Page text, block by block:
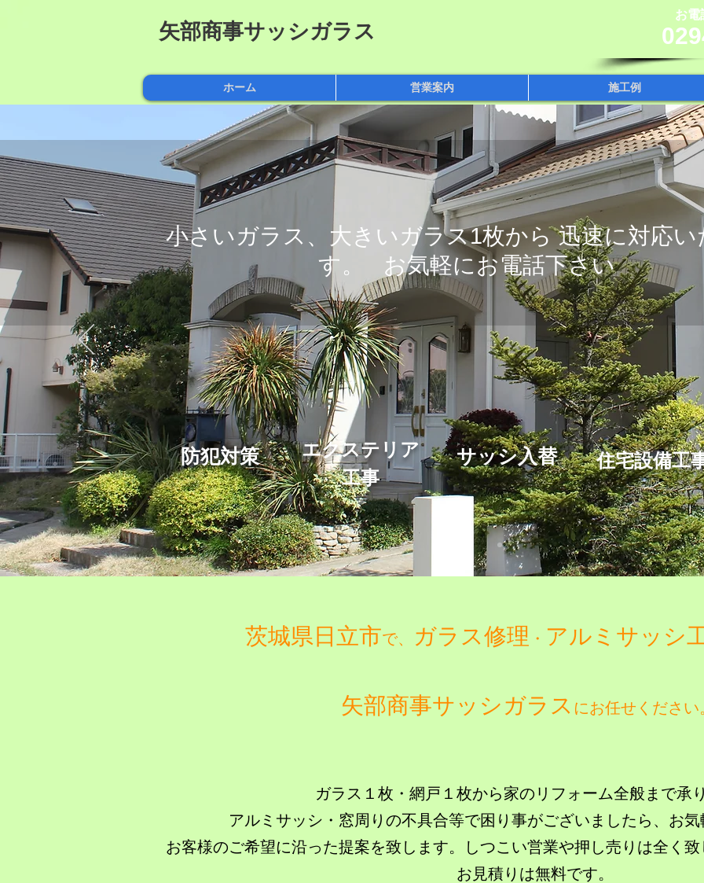
矢部商事サッシガラス
お電
ホーム 営業案内 施工例
​防犯対策
​エクステリア
工事
​サッシ入替 住宅設備工
小さいガラス、大きいガラス1枚から 迅速に対応い
す。 お気軽にお電話下さい
茨城県日立市で、 ガラス修理 ・ アルミサッシ
矢部商事サッシガラス にお任せください
ガラス１枚・網戸１枚から家のリフォーム全般まで承
アルミサッシ・窓周りの不具合等で困り事がございましたら、お
お客様のご希望に沿った提案を致します。しつこい営業や押し売りは全く
お見積りは無料です。